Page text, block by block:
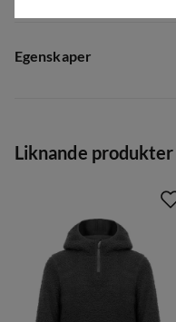
Egenskaper
Storlek:98/104
Liknande produkter